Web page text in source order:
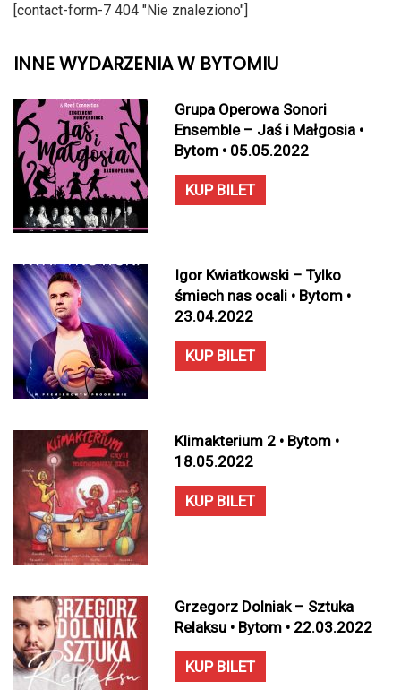
[contact-form-7 404 "Nie znaleziono"]
INNE WYDARZENIA W BYTOMIU
Grupa Operowa Sonori
Ensemble – Jaś i Małgosia •
Bytom • 05.05.2022
KUP BILET
Igor Kwiatkowski – Tylko
śmiech nas ocali • Bytom •
23.04.2022
KUP BILET
Klimakterium 2 • Bytom •
18.05.2022
KUP BILET
Grzegorz Dolniak – Sztuka
Relaksu • Bytom • 22.03.2022
KUP BILET